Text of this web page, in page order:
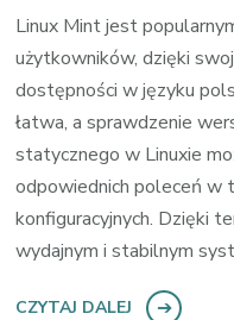
Linux Mint jest
użytkowników, dzięki
dostępności w języku
łatwa, a sprawdzenie
statycznego w Linuxie
odpowiednich poleceń w
konfiguracyjnych. Dzięki
wydajnym i stabilnym
CZYTAJ DALEJ